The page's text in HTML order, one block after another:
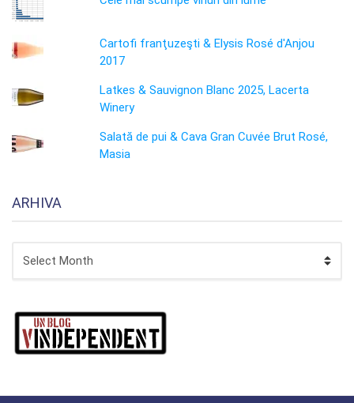
Cartofi franţuzeşti & Elysis Rosé d'Anjou
2017
Latkes & Sauvignon Blanc 2025, Lacerta
Winery
Salată de pui & Cava Gran Cuvée Brut Rosé,
Masia
ARHIVA